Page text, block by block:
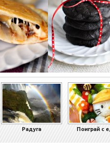
Радуга Поиграй с